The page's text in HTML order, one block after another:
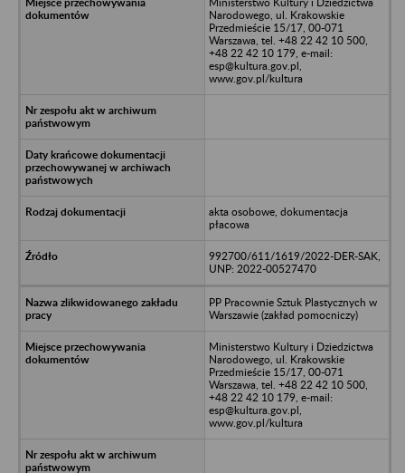
Narodowego, ul. Krakowskie
Przedmieście 15/17, 00-071
Warszawa, tel. +48 22 42 10 500,
+48 22 42 10 179, e-mail:
esp@kultura.gov.pl,
www.gov.pl/kultura
akta osobowe, dokumentacja
płacowa
992700/611/1619/2022-DER-SAK,
UNP: 2022-00527470
PP Pracownie Sztuk Plastycznych w
Warszawie (zakład pomocniczy)
Ministerstwo Kultury i Dziedzictwa
Narodowego, ul. Krakowskie
Przedmieście 15/17, 00-071
Warszawa, tel. +48 22 42 10 500,
+48 22 42 10 179, e-mail:
esp@kultura.gov.pl,
www.gov.pl/kultura